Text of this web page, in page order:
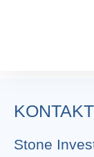
KONTAKT
Stone